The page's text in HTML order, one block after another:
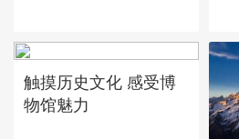
触摸历史文化 感受博
物馆魅力